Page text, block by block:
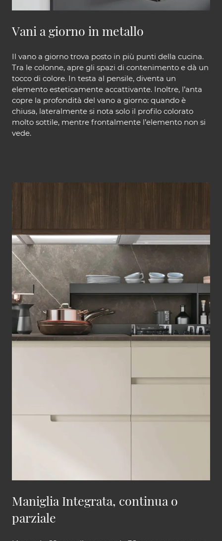
Vani a giorno in metallo
Il vano a giorno trova posto in più punti della cucina.
Tra le colonne, apre gli spazi di contenimento e dà un
tocco di colore. In testa al pensile, diventa un
elemento esteticamente accattivante. Inoltre, l’anta
copre la profondità del vano a giorno: quando è
chiusa, lateralmente si nota solo il profilo colorato
molto sottile, mentre frontalmente l’elemento non si
vede.
Maniglia Integrata, continua o
parziale